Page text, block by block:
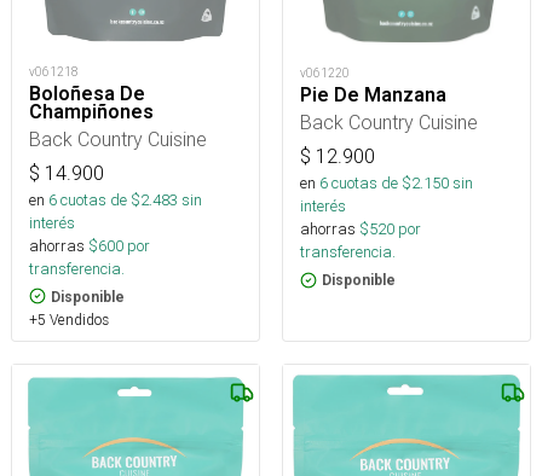
v061218
Boloñesa De
Champiñones
Back Country Cuisine
$ 14.900
en 6cuotas de $2.483 sin
interés
ahorras $600 por
transferencia.
Disponible
+5 Vendidos
v061220
Pie De Manzana
Back Country Cuisine
$ 12.900
en 6cuotas de $2.150sin
interés
ahorras $520 por
transferencia.
Disponible